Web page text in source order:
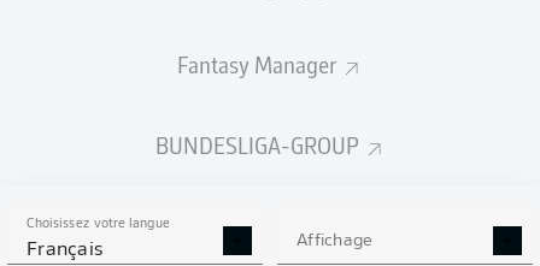
Fantasy Manager
BUNDESLIGA-GROUP
Choisissez votre langue
Français Affichage
0